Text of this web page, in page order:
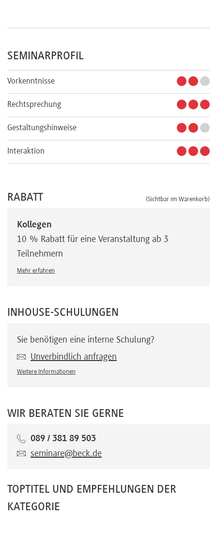
SEMINARPROFIL
Vorkenntnisse
Rechtsprechung
Gestaltungshinweise
Interaktion
RABATT (Sichtbar im Warenkorb)
Kollegen
10 % Rabatt für eine Veranstaltung ab 3
Teilnehmern
Mehr erfahren
INHOUSE-SCHULUNGEN
Sie benötigen eine interne Schulung?
Unverbindlich anfragen
Weitere Informationen
WIR BERATEN SIE GERNE
089 / 381 89 503
seminare@beck.de
TOPTITEL UND EMPFEHLUNGEN DER
KATEGORIE